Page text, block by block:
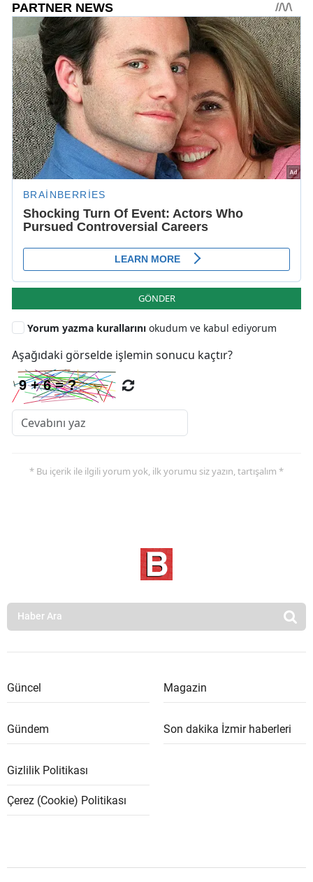
GÖNDER
Yorum yazma kurallarını okudum ve kabul ediyorum
Aşağıdaki görselde işlemin sonucu kaçtır?
* Bu içerik ile ilgili yorum yok, ilk yorumu siz yazın, tartışalım *
Güncel Magazin
Gündem Son dakika İzmir haberleri
Gizlilik Politikası
Çerez (Cookie) Politikası